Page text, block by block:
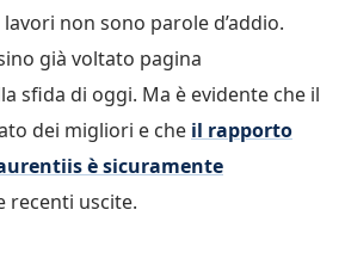
non sono parole d’addio.
già voltato pagina
sfida di oggi. Ma è evidente che il
dei migliori e che il rapporto
è sicuramente
recenti uscite.